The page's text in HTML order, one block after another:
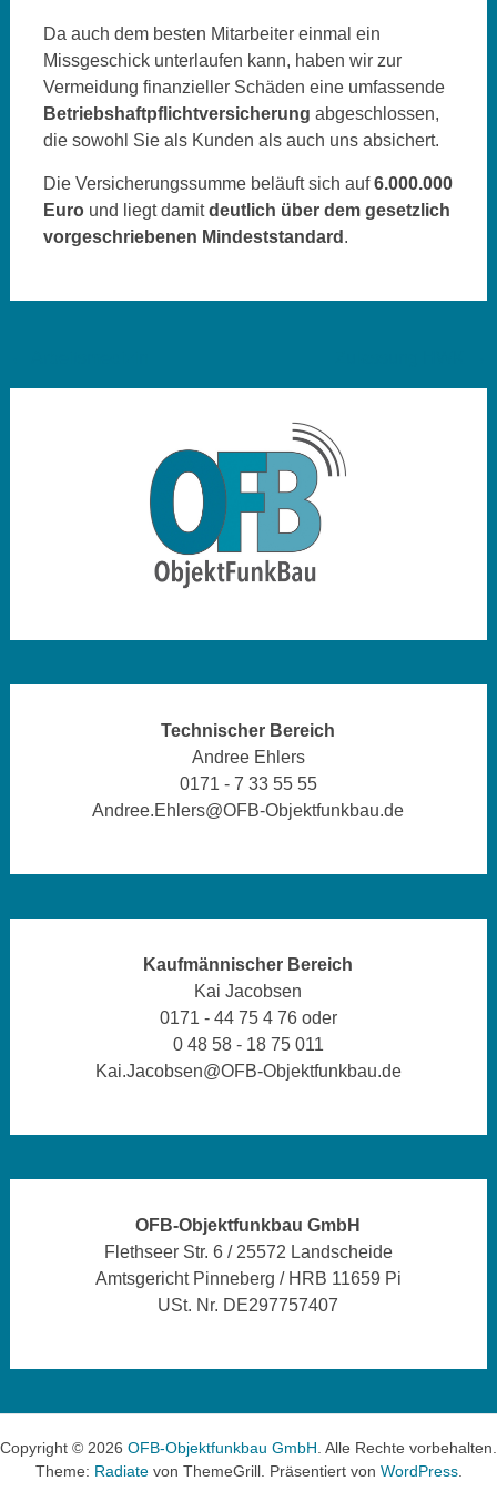
Da auch dem besten Mitarbeiter einmal ein
Missgeschick unterlaufen kann, haben wir zur
Vermeidung finanzieller Schäden eine umfassende
Betriebshaftpflichtversicherung abgeschlossen,
die sowohl Sie als Kunden als auch uns absichert.
Die Versicherungssumme beläuft sich auf6.000.000
Euround liegt damitdeutlich über dem gesetzlich
vorgeschriebenen Mindeststandard .
Technischer Bereich
Andree Ehlers
0171 - 7 33 55 55
Andree.Ehlers@OFB-Objektfunkbau.de
Kaufmännischer Bereich
Kai Jacobsen
0171 - 44 75 4 76 oder
0 48 58 - 18 75 011
Kai.Jacobsen@OFB-Objektfunkbau.de
OFB-Objektfunkbau GmbH
Flethseer Str. 6 / 25572 Landscheide
Amtsgericht Pinneberg / HRB 11659 Pi
USt. Nr. DE297757407
Copyright © 2026 OFB-Objektfunkbau GmbH . Alle Rechte vorbehalten.
Theme: Radiatevon ThemeGrill. Präsentiert von WordPress.